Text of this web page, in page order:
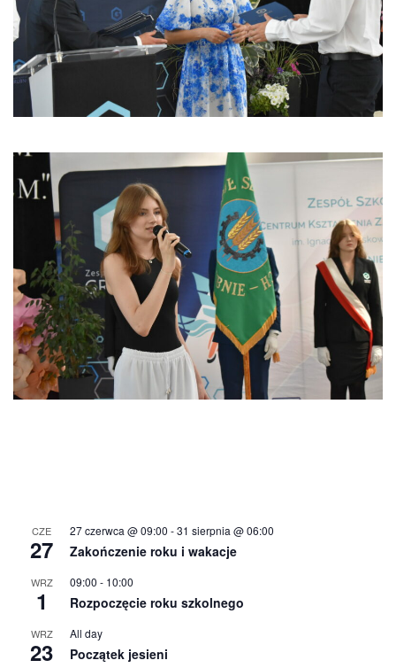
CZE
27
27 czerwca @ 09:00 -31 sierpnia @ 06:00
Zakończenie roku i wakacje
WRZ
1
09:00 - 10:00
Rozpoczęcie roku szkolnego
WRZ
23
All day
Początek jesieni